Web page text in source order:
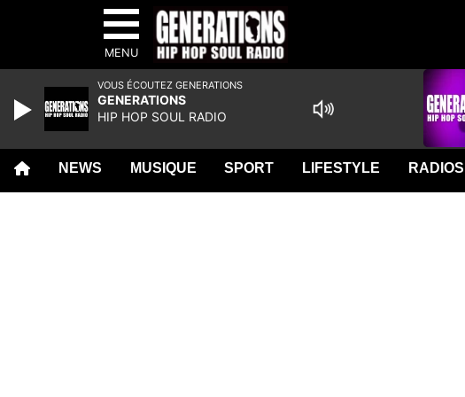
MENU
NEWS MUSIQUE SPORT LIFESTYLE
VOUS ÉCOUTEZ GENERATIONS
GENERATIONS
HIP HOP SOUL RADIO